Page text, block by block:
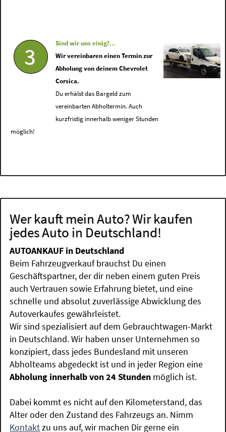
3
Sind wir uns einig?...
Wir vereinbaren einen Termin zur
Abholung von deinem Chevrolet
Corsica.
Du erhälst das Bargeld zum
vereinbarten Abholtermin. Auch
kurzfristig innerhalb weniger Stunden
möglich!
Wer kauft mein Auto? Wir kaufen
jedes Auto in Deutschland!
AUTOANKAUF in Deutschland
Beim Fahrzeugverkauf brauchst Du einen
Geschäftspartner, der dir neben einem guten Preis
auch Vertrauen sowie Erfahrung bietet, und eine
schnelle und absolut zuverlässige Abwicklung des
Autoverkaufes gewährleistet.
Wir sind spezialisiert auf dem Gebrauchtwagen-Markt
in Deutschland. Wir haben unser Unternehmen so
konzipiert, dass jedes Bundesland mit unseren
Abholteams abgedeckt ist und in jeder Region eine
Abholung innerhalb von 24 Stunden möglich ist.
Dabei kommt es nicht auf den Kilometerstand, das
Alter oder den Zustand des Fahrzeugs an. Nimm
Kontaktzu uns auf, wir machen Dir gerne ein